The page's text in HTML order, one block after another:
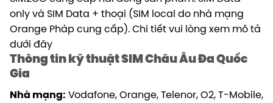
only và SIM Data + thoại (SIM local do nhà mạng
Orange Pháp cung cấp). Chi tiết vui lòng xem mô tả
dưới đây
Thông tin kỹ thuật SIM Châu Âu Đa Quốc
Gia
Nhà mạng: Vodafone, Orange, Telenor, O2, T-Mobile,